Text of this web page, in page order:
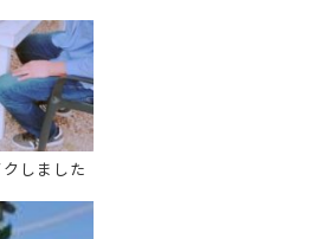
しました